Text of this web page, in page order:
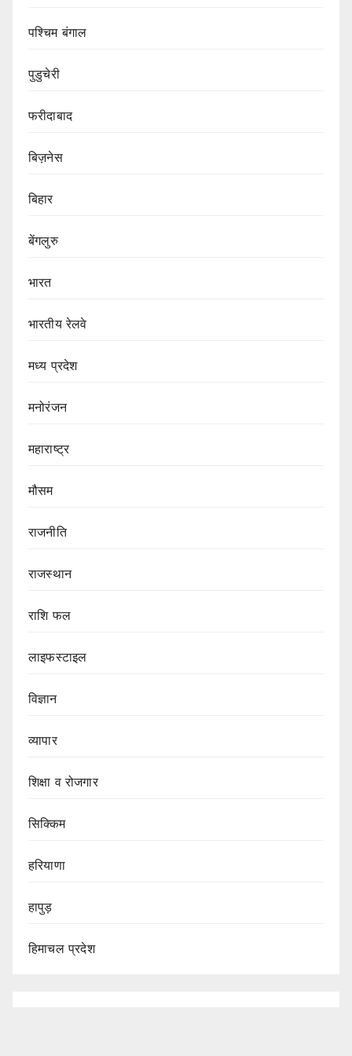
पश्चिम बंगाल
पुडुचेरी
फरीदाबाद
बिज़नेस
बिहार
बेंगलुरु
भारत
भारतीय रेलवे
मध्य प्रदेश
मनोरंजन
महाराष्ट्र
मौसम
राजनीति
राजस्थान
राशि फल
लाइफस्टाइल
विज्ञान
व्यापार
शिक्षा व रोजगार
सिक्किम
हरियाणा
हापुड़
हिमाचल प्रदेश